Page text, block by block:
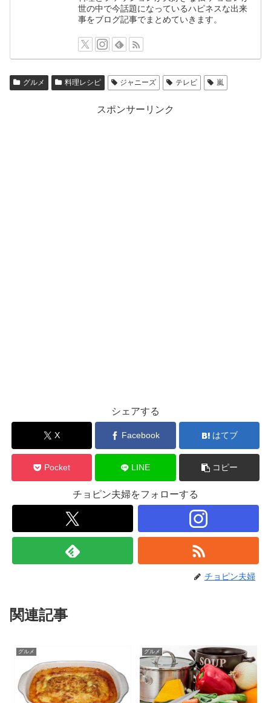
世の中で今話題になっているハピネスな出来
事をブログ記事でまとめていきます。
グルメ 料理レシピ ジャニーズ テレビ 嵐
スポンサーリンク
シェアする
X Facebook はてブ
Pocket LINE コピー
チョピン夫婦をフォローする
チョピン夫婦
関連記事
グルメ グルメ